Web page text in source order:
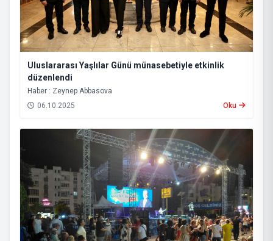
Uluslararası Yaşlılar Günü münasebetiyle etkinlik
düzenlendi
Haber : Zeynep Abbasova
06.10.2025
Oku